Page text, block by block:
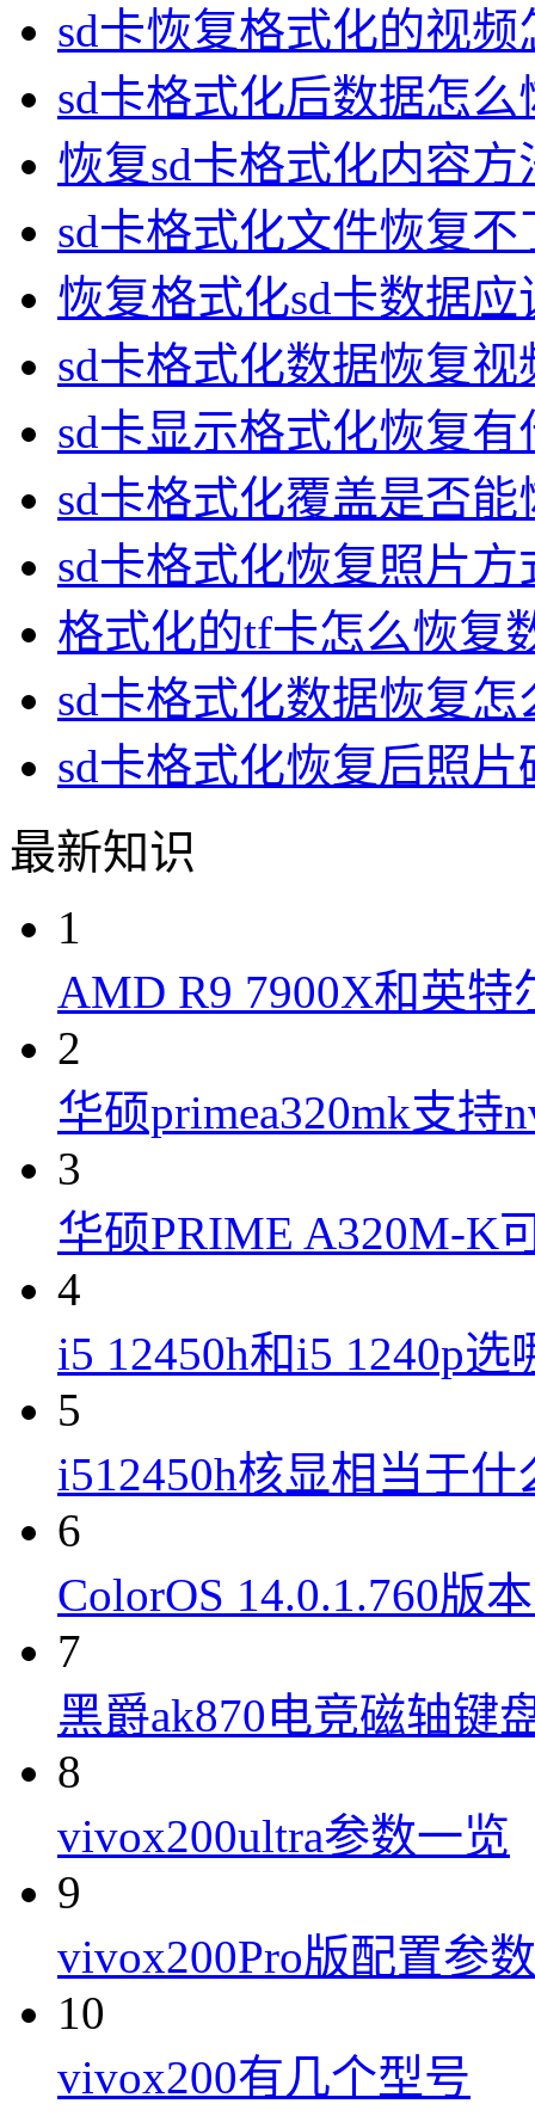
sd卡恢复格式化的视频
sd卡格式化后数据怎么
恢复sd卡格式化内容方
sd卡格式化文件恢复不
恢复格式化sd卡数据应
sd卡格式化数据恢复
sd卡显示格式化恢复有
sd卡格式化覆盖是否能
sd卡格式化恢复照片方
格式化的tf卡怎么恢复
sd卡格式化数据恢复
sd卡格式化恢复后照
最新知识
1
AMD R9 7900X和英特
2
华硕primea320mk支持
3
华硕PRIME A320M-K
4
i5 12450h和i5 1240p选
5
i512450h核显相当于什
6
ColorOS 14.0.1.760版
7
黑爵ak870电竞磁轴键
8
vivox200ultra参数一览
9
vivox200Pro版配置参数
10
vivox200有几个型号